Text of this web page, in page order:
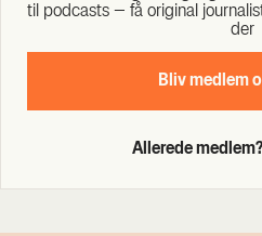
til podcasts – få ori­gi­nal
der
Bliv med­lem
Allerede medlem?